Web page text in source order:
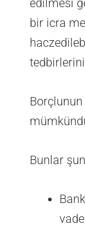
edilmesi
bir icra
Borçlunun
Bunlar